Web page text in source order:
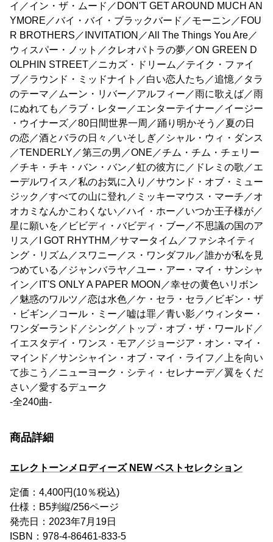
イ／イン・ザ・ムード／DON'T GET AROUND MUCH AN
YMORE／バイ・バイ・ブラックバード／モーニン／FOU
R BROTHERS／INVITATION／All The Things You Are／
ウィスパー・ノット／クレオパトラの夢／ON GREEN D
OLPHIN STREET／ニカズ・ドリーム／テイク・ファイ
ブ／ラウンド・ミッドナイト／白い恋人たち／追憶／タラ
のテーマ／ムーン・リバー／アルフィー／雨に歌えば／雨
にぬれても／ラブ・レター／エンターテイナー／イージー
・ウイナーズ／80日間世界一周／踊り明かそう／夏の日
の恋／酒とバラの日々／いそしぎ／シャル・ウィ・ダンス
／TENDERLY／第三の男／ONE／チム・チム・チェリー
／チキ・チキ・バン・バン／虹の彼方に／ドレミの歌／エ
ーデルワイス／私のお気に入り／サウンド・オブ・ミュー
ジック／すべての山に登れ／ミッキーマウス・マーチ／オ
オカミなんかこわくない／ハイ・ホー／いつか王子様が／
星に願いを／ビビディ・バビディ・ブー／不思議の国のア
リス／I GOT RHYTHM／サマータイム／ファシネイティ
ング・リズム／スワニー／ス・ワンダフル／誰かが私を見
つめている／ジャンバラヤ／ユー・アー・マイ・サンシャ
イン／IT'S ONLY A PAPER MOON／幸せの黄色いリボン
／魅惑のワルツ／恋は水色／ケ・セラ・セラ／ビギン・ザ
・ビギン／コール・ミー／嘘は罪／青い影／ウィンター・
ワンダーランド／シング／トップ・オブ・ザ・ワールド／
イエスタデイ・ワンス・モア／ジョージア・オン・マイ・
マインド／サンシャイン・オブ・マイ・ライフ／上を向い
て歩こう／ニューヨーク・シティ・セレナーデ／翼をくだ
さい／愛するデューク
-全240曲-
商品詳細
エレクトーンメロディーズ NEW ベストセレクション
定価：4,400円(10％税込)
仕様：B5判縦/256ページ
発売日：2023年7月19日
ISBN：978-4-86461-833-5